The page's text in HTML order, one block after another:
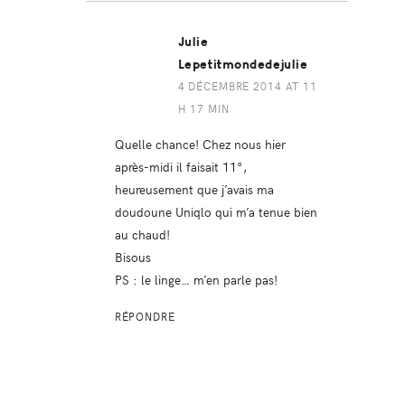
Julie
Lepetitmondedejulie
4 DÉCEMBRE 2014 AT 11
H 17 MIN
Quelle chance! Chez nous hier
après-midi il faisait 11°,
heureusement que j’avais ma
doudoune Uniqlo qui m’a tenue bien
au chaud!
Bisous
PS : le linge… m’en parle pas!
RÉPONDRE